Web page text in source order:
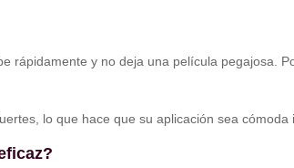
rápidamente y no deja una película pegajosa.
lo que hace que su aplicación sea